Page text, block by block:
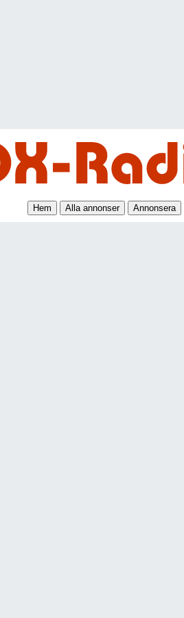
Hem Alla annonser Annonsera